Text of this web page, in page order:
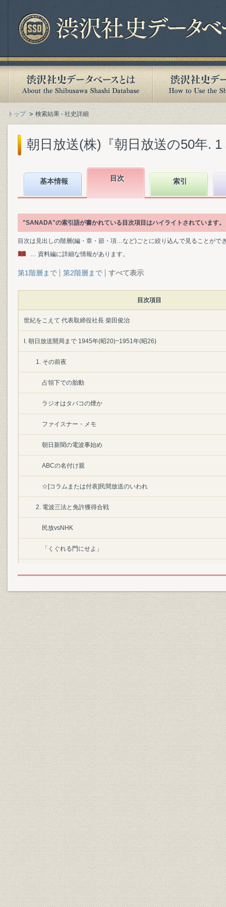
トップ 検索結果 - 社史詳細
朝日放送(株)『朝日放送の50年.
基本情報 目次 索引
"SANADA"の索引語が書かれている目次項目はハイライトされています。
目次は見出しの階層(編・章・節・項…など)ごとに絞り込んで見ることがで
… 資料編に詳細な情報があります。
第1階層まで 第2階層まで すべて表示
目次項目
世紀をこえて 代表取締役社長 柴田俊治
I. 朝日放送開局まで 1945年(昭20)~1951年(昭26)
1. その前夜
占領下での胎動
ラジオはタバコの煙か
ファイスナー・メモ
朝日新聞の電波事始め
ABCの名付け親
☆[コラムまたは付表]民間放送のいわれ
2. 電波三法と免許獲得合戦
民放vsNHK
「くぐれる門にせよ」
朝日と毎日のせめぎあい
3. 朝日対毎日
わずか半月で会社づくり
聴聞会“大阪春の陣”
民放16社に初の予備免許
4. 手探りの開局準備
骨はひろうてやる
個性あふれる素人集団
アナウンサー1期生
☆[コラムまたは付表]テーマ音楽をNHKで録音
5. ABCらしさの工夫
ニュースは10分早く
開局プログラムを発表
苦心した放送料金
奮闘する営業マン
堺送信所も完成